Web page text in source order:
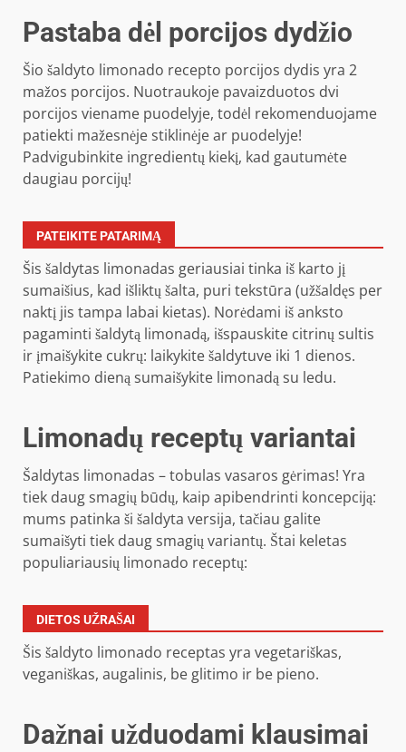
Pastaba dėl porcijos dydžio
Šio šaldyto limonado recepto porcijos dydis yra 2
mažos porcijos. Nuotraukoje pavaizduotos dvi
porcijos viename puodelyje, todėl rekomenduojame
patiekti mažesnėje stiklinėje ar puodelyje!
Padvigubinkite ingredientų kiekį, kad gautumėte
daugiau porcijų!
PATEIKITE PATARIMĄ
Šis šaldytas limonadas geriausiai tinka iš karto jį
sumaišius, kad išliktų šalta, puri tekstūra (užšaldęs per
naktį jis tampa labai kietas). Norėdami iš anksto
pagaminti šaldytą limonadą, išspauskite citrinų sultis
ir įmaišykite cukrų: laikykite šaldytuve iki 1 dienos.
Patiekimo dieną sumaišykite limonadą su ledu.
Limonadų receptų variantai
Šaldytas limonadas – tobulas vasaros gėrimas! Yra
tiek daug smagių būdų, kaip apibendrinti koncepciją:
mums patinka ši šaldyta versija, tačiau galite
sumaišyti tiek daug smagių variantų. Štai keletas
populiariausių limonado receptų:
DIETOS UŽRAŠAI
Šis šaldyto limonado receptas yra vegetariškas,
veganiškas, augalinis, be glitimo ir be pieno.
Dažnai užduodami klausimai